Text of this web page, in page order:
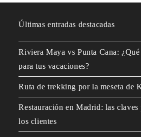
Últimas entradas destacadas
Riviera Maya vs Punta Cana:
para tus vacaciones?
Ruta de trekking por la meseta de
Restauración en Madrid: las claves
los clientes